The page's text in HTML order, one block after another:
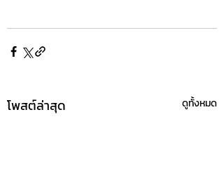
โพสต์ล่าสุด ดูทั้งหมด